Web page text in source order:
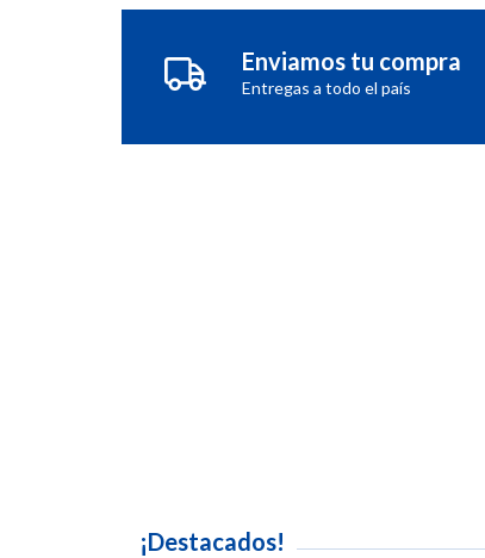
Enviamos tu compra
Entregas a todo el país
¡Destacados!